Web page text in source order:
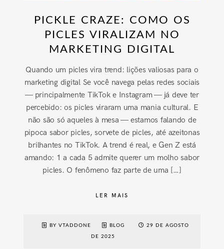
PICKLE CRAZE: COMO OS
PICLES VIRALIZAM NO
MARKETING DIGITAL
Quando um picles vira trend: lições valiosas para o
marketing digital Se você navega pelas redes sociais
— principalmente TikTok e Instagram — já deve ter
percebido: os picles viraram uma mania cultural. E
não são só aqueles à mesa — estamos falando de
pipoca sabor picles, sorvete de picles, até azeitonas
brilhantes no TikTok. A trend é real, e Gen Z está
amando: 1 a cada 5 admite querer um molho sabor
picles. O fenômeno faz parte de uma […]
LER MAIS
BY VTADDONE BLOG 29 DE AGOSTO
DE 2025